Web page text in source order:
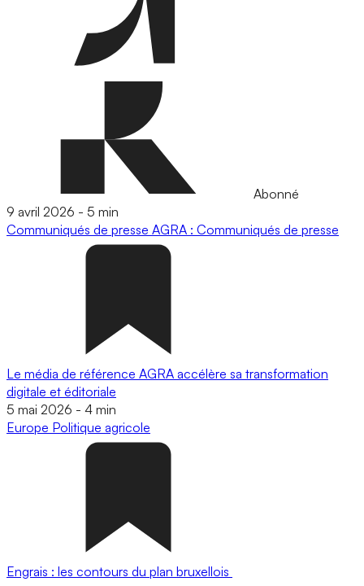
Abonné
9 avril 2026 - 5 min
Communiqués de presse AGRA : Communiqués de presse
Le média de référence AGRA accélère sa transformation
digitale et éditoriale
5 mai 2026 - 4 min
Europe Politique agricole
Engrais : les contours du plan bruxellois